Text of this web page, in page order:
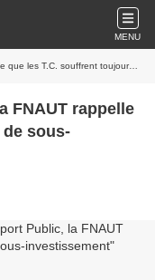
MENU
toujours de sous-investissement
FNAUT rappelle
sous-